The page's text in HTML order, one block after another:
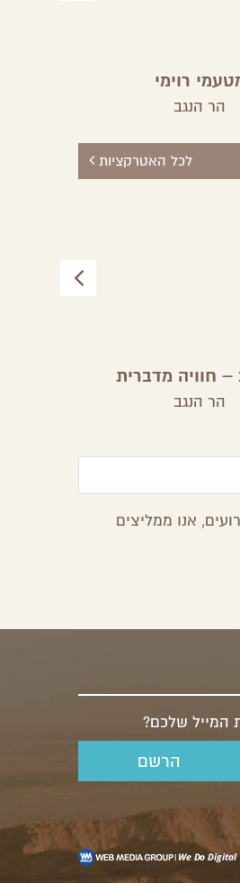
רוימי
הר הנגב
לכל האטרקציות
– חוויה מדברית
הר הנגב
אנו ממליצים
המייל שלכם?